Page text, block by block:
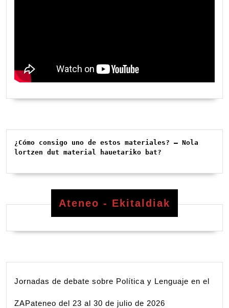
¿Cómo consigo uno de estos materiales? – Nola
lortzen dut material hauetariko bat?
Ateneo - Ekitaldiak
Jornadas de debate sobre Política y Lenguaje en el
ZAPateneo del 23 al 30 de julio de 2026